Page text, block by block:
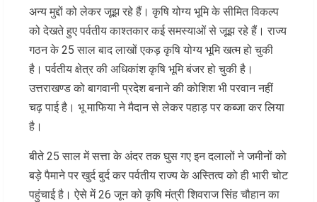
अन्य मुद्दों को लेकर जूझ रहे हैं। कृषि योग्य भूमि के सीमित विकल्प
को देखते हुए पर्वतीय काश्तकार कई समस्याओं से जूझ रहे हैं। राज्य
गठन के 25 साल बाद लाखों एकड़ कृषि योग्य भूमि खत्म हो चुकी
है। पर्वतीय क्षेत्र की अधिकांश कृषि भूमि बंजर हो चुकी है।
उत्तराखण्ड को बागवानी प्रदेश बनाने की कोशिश भी परवान नहीं
चढ़ पाई है। भू माफिया ने मैदान से लेकर पहाड़ पर कब्जा कर लिया
है।
बीते 25 साल में सत्ता के अंदर तक घुस गए इन दलालों ने जमीनों को
बड़े पैमाने पर खुर्द बुर्द कर पर्वतीय राज्य के अस्तित्व को ही भारी चोट
पहुंचाई है। ऐसे में 26 जून को कृषि मंत्री शिवराज सिंह चौहान का